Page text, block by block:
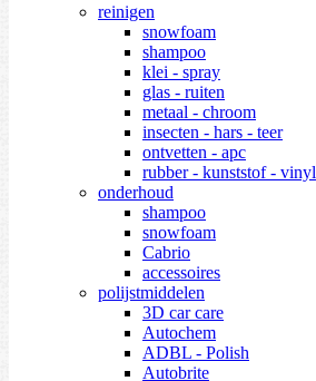
reinigen
snowfoam
shampoo
klei - spray
glas - ruiten
metaal - chroom
insecten - hars - teer
ontvetten - apc
rubber - kunststof - vinyl
onderhoud
shampoo
snowfoam
Cabrio
accessoires
polijstmiddelen
3D car care
Autochem
ADBL - Polish
Autobrite